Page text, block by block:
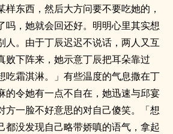
东西，然后大方问要不要吃她的，
吗，她就会回还好。明明心里其实想
人。由于丁辰迟迟不说话，两人又互
败下阵来，她示意丁辰把耳朵靠过
吃霜淇淋。」有些温度的气息撒在丁
的令她有一点不自在，她迅速与邱宴
方一脸不好意思的对自己傻笑。「想
都没发现自己略带娇嗔的语气，拿起